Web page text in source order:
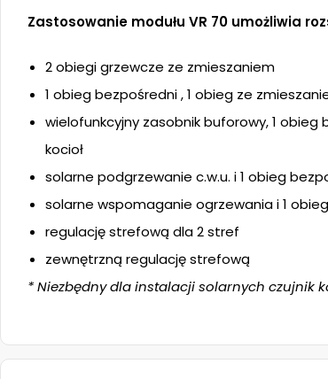
Zastosowanie modułu VR 70 umożliwia
2 obiegi grzewcze ze zmieszaniem
1 obieg bezpośredni , 1 obieg ze
wielofunkcyjny zasobnik buforowy, 1
kocioł
solarne podgrzewanie c.w.u. i 1 obieg
solarne wspomaganie ogrzewania i 1
regulację strefową dla 2 stref
zewnętrzną regulację strefową
* Niezbędny dla instalacji solarnych czujnik